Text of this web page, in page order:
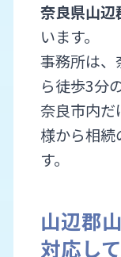
奈良県山辺
います。
事務所は、
ら徒歩3分
奈良市内
様から相続
す。
山辺郡
対応し